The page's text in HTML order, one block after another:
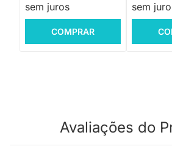
sem juros
COMPRAR
sem
Avaliações do